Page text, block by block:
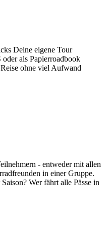
Deine eigene Tour
als Papierroadbook
ohne viel Aufwand
- entweder mit allen
in einer Gruppe.
Wer fährt alle Pässe in